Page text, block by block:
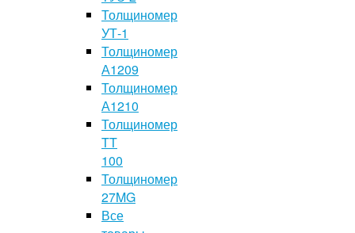
Толщиномер
УТ-1
Толщиномер
А1209
Толщиномер
А1210
Толщиномер
TT
100
Толщиномер
27MG
Все